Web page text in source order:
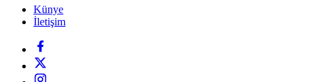
Künye
İletişim